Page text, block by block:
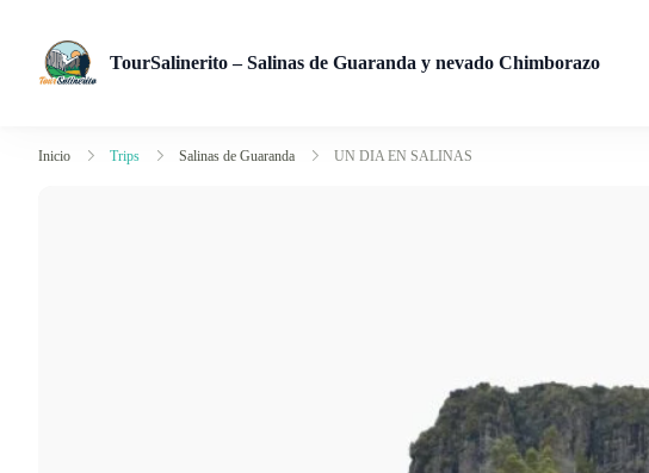
TourSalinerito – Salinas de Guaranda y nevado Chimborazo
Inicio Trips Salinas de Guaranda UN DIA EN SALINAS